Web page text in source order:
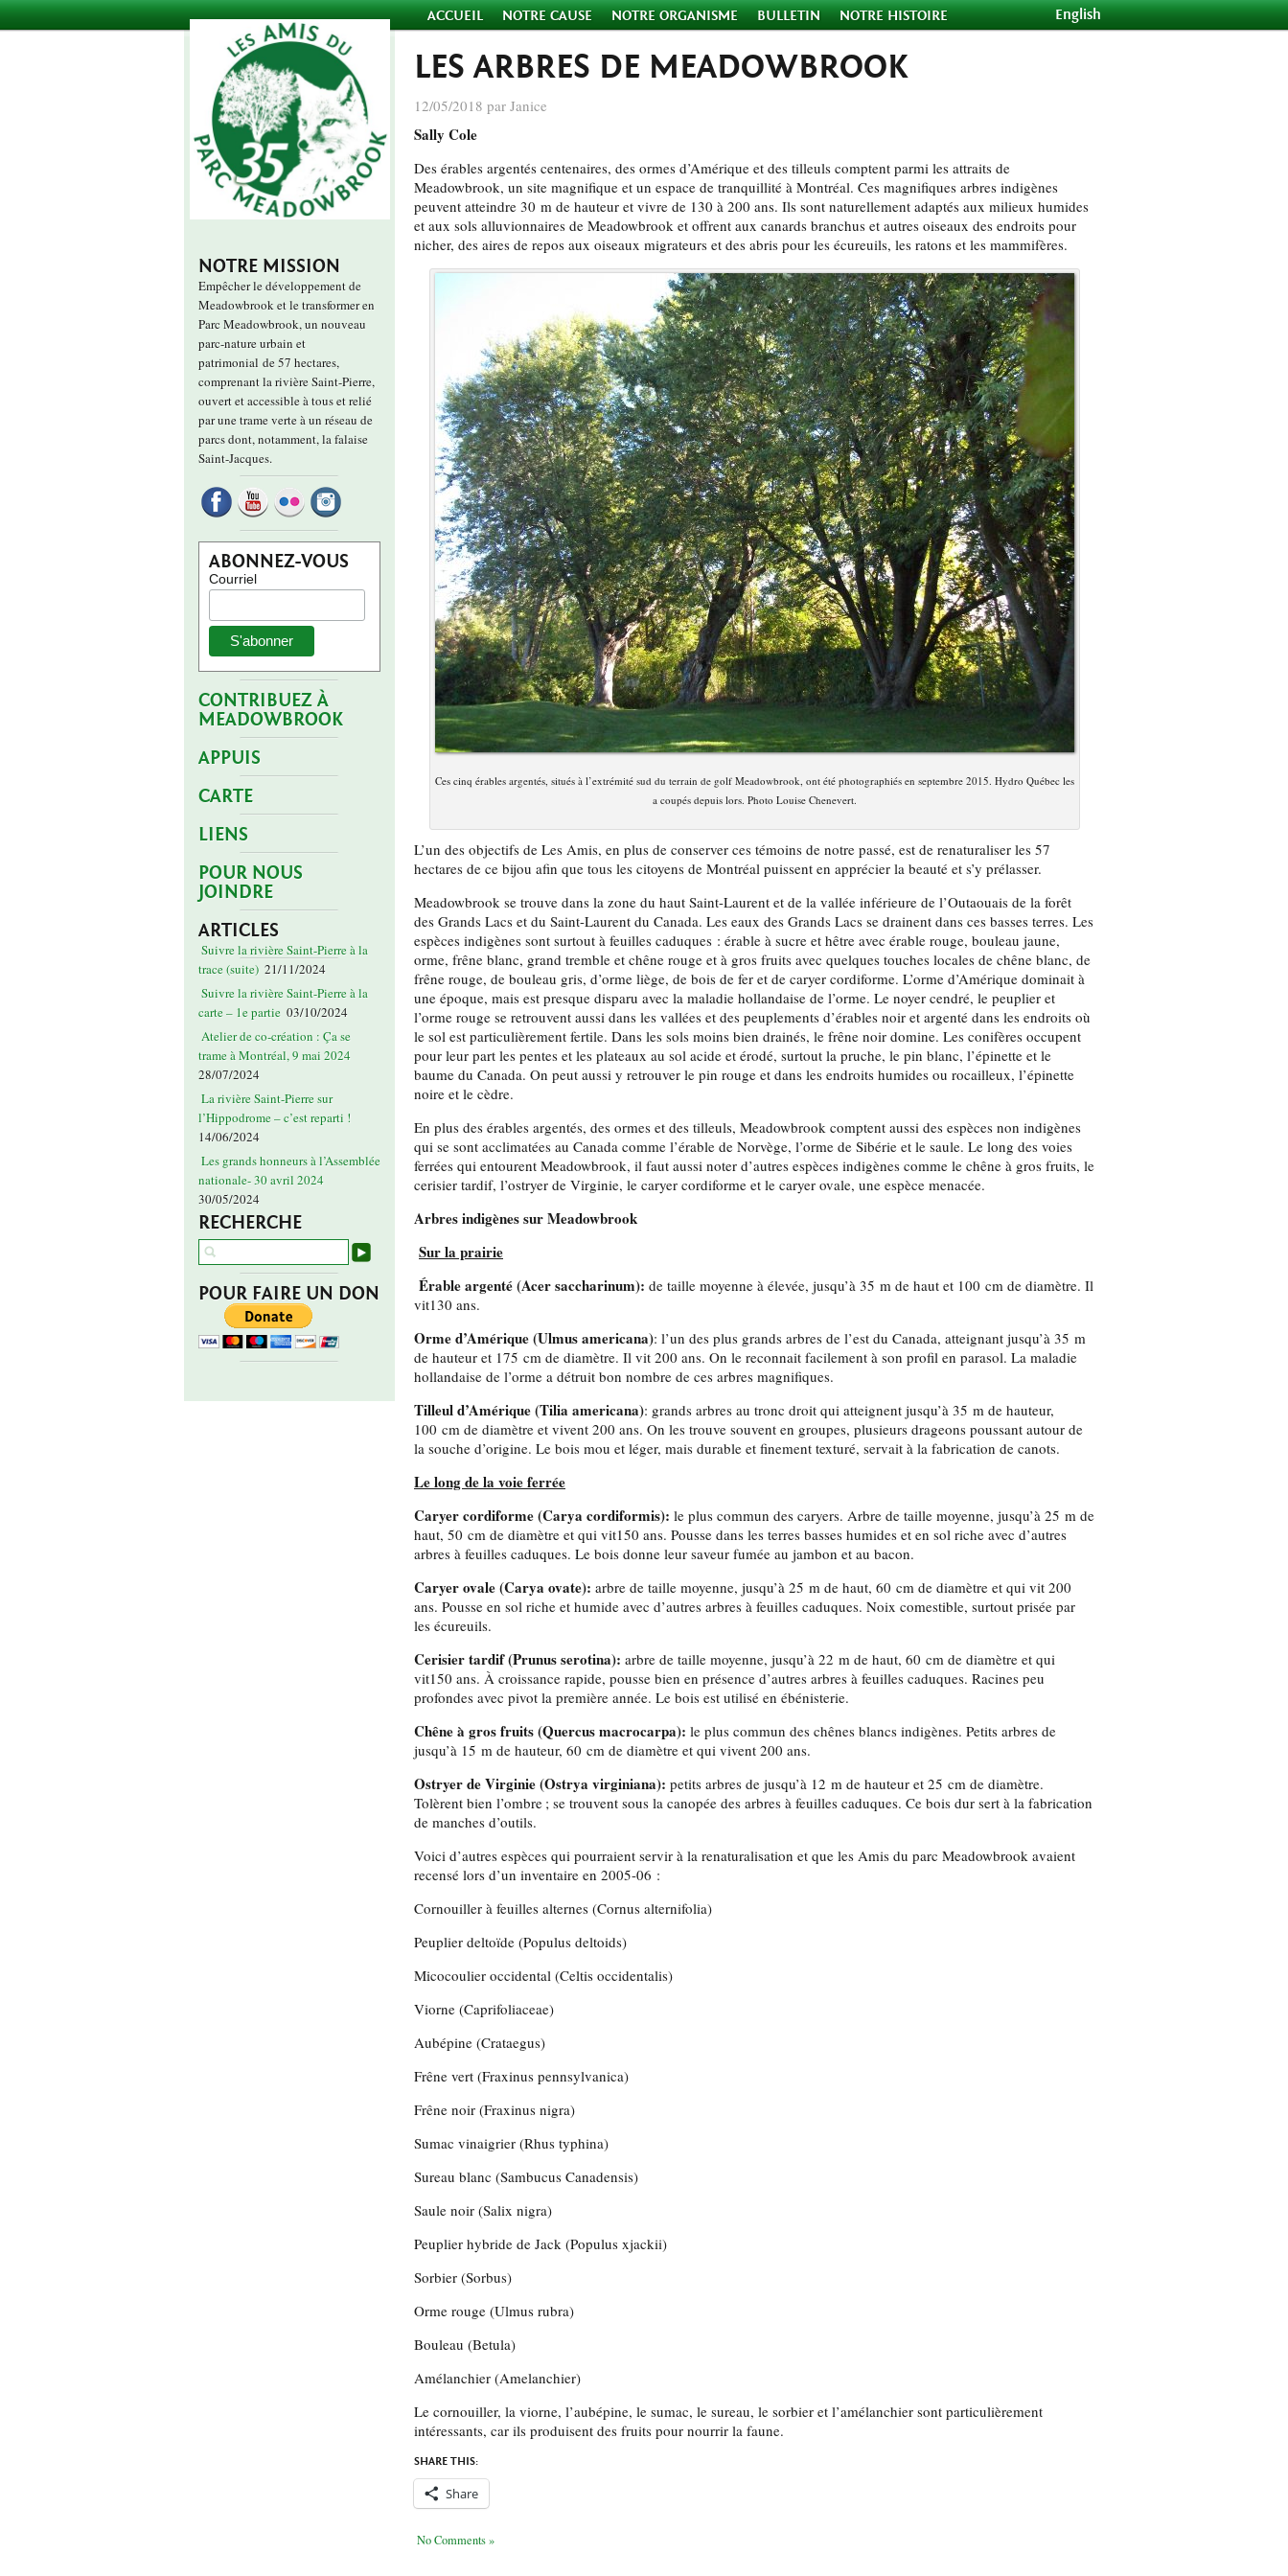
English
ACCUEIL NOTRE CAUSE NOTRE ORGANISME BULLETIN NOTRE HISTOIRE
NOTRE MISSION
Empêcher le développement de
Meadowbrook et le transformer en
Parc Meadowbrook, un nouveau
parc-nature urbain et
patrimonial de 57 hectares,
comprenant la rivière Saint-Pierre,
ouvert et accessible à tous et relié
par une trame verte à un réseau de
parcs dont, notamment, la falaise
Saint-Jacques.
ABONNEZ-VOUS
Courriel
CONTRIBUEZ À
MEADOWBROOK
APPUIS
CARTE
LIENS
POUR NOUS
JOINDRE
ARTICLES
Suivre la rivière Saint-Pierre à la
trace (suite) 21/11/2024
Suivre la rivière Saint-Pierre à la
carte – 1e partie 03/10/2024
Atelier de co-création : Ça se
trame à Montréal, 9 mai 2024
28/07/2024
La rivière Saint-Pierre sur
l’Hippodrome – c’est reparti !
14/06/2024
Les grands honneurs à l’Assemblée
nationale- 30 avril 2024
30/05/2024
RECHERCHE
POUR FAIRE UN DON
LES ARBRES DE MEADOWBROOK
12/05/2018 par Janice
Sally Cole
Des érables argentés centenaires, des ormes d’Amérique et des tilleuls comptent parmi les attraits de
Meadowbrook, un site magnifique et un espace de tranquillité à Montréal. Ces magnifiques arbres indigènes
peuvent atteindre 30 m de hauteur et vivre de 130 à 200 ans. Ils sont naturellement adaptés aux milieux humides
et aux sols alluvionnaires de Meadowbrook et offrent aux canards branchus et autres oiseaux des endroits pour
nicher, des aires de repos aux oiseaux migrateurs et des abris pour les écureuils, les ratons et les mammifères.
Ces cinq érables argentés, situés à l’extrémité sud du terrain de golf Meadowbrook, ont été photographiés en septembre 2015. Hydro Québec les
a coupés depuis lors. Photo Louise Chenevert.
L’un des objectifs de Les Amis, en plus de conserver ces témoins de notre passé, est de renaturaliser les 57
hectares de ce bijou afin que tous les citoyens de Montréal puissent en apprécier la beauté et s’y prélasser.
Meadowbrook se trouve dans la zone du haut Saint-Laurent et de la vallée inférieure de l’Outaouais de la forêt
des Grands Lacs et du Saint-Laurent du Canada. Les eaux des Grands Lacs se drainent dans ces basses terres. Les
espèces indigènes sont surtout à feuilles caduques : érable à sucre et hêtre avec érable rouge, bouleau jaune,
orme, frêne blanc, grand tremble et chêne rouge et à gros fruits avec quelques touches locales de chêne blanc, de
frêne rouge, de bouleau gris, d’orme liège, de bois de fer et de caryer cordiforme. L’orme d’Amérique dominait à
une époque, mais est presque disparu avec la maladie hollandaise de l’orme. Le noyer cendré, le peuplier et
l’orme rouge se retrouvent aussi dans les vallées et des peuplements d’érables noir et argenté dans les endroits où
le sol est particulièrement fertile. Dans les sols moins bien drainés, le frêne noir domine. Les conifères occupent
pour leur part les pentes et les plateaux au sol acide et érodé, surtout la pruche, le pin blanc, l’épinette et le
baume du Canada. On peut aussi y retrouver le pin rouge et dans les endroits humides ou rocailleux, l’épinette
noire et le cèdre.
En plus des érables argentés, des ormes et des tilleuls, Meadowbrook comptent aussi des espèces non indigènes
qui se sont acclimatées au Canada comme l’érable de Norvège, l’orme de Sibérie et le saule. Le long des voies
ferrées qui entourent Meadowbrook, il faut aussi noter d’autres espèces indigènes comme le chêne à gros fruits, le
cerisier tardif, l’ostryer de Virginie, le caryer cordiforme et le caryer ovale, une espèce menacée.
Arbres indigènes sur Meadowbrook
Sur la prairie
Érable argenté (Acer saccharinum): de taille moyenne à élevée, jusqu’à 35 m de haut et 100 cm de diamètre. Il
vit130 ans.
Orme d’Amérique (Ulmus americana): l’un des plus grands arbres de l’est du Canada, atteignant jusqu’à 35 m
de hauteur et 175 cm de diamètre. Il vit 200 ans. On le reconnait facilement à son profil en parasol. La maladie
hollandaise de l’orme a détruit bon nombre de ces arbres magnifiques.
Tilleul d’Amérique (Tilia americana): grands arbres au tronc droit qui atteignent jusqu’à 35 m de hauteur,
100 cm de diamètre et vivent 200 ans. On les trouve souvent en groupes, plusieurs drageons poussant autour de
la souche d’origine. Le bois mou et léger, mais durable et finement texturé, servait à la fabrication de canots.
Le long de la voie ferrée
Caryer cordiforme (Carya cordiformis): le plus commun des caryers. Arbre de taille moyenne, jusqu’à 25 m de
haut, 50 cm de diamètre et qui vit150 ans. Pousse dans les terres basses humides et en sol riche avec d’autres
arbres à feuilles caduques. Le bois donne leur saveur fumée au jambon et au bacon.
Caryer ovale (Carya ovate): arbre de taille moyenne, jusqu’à 25 m de haut, 60 cm de diamètre et qui vit 200
ans. Pousse en sol riche et humide avec d’autres arbres à feuilles caduques. Noix comestible, surtout prisée par
les écureuils.
Cerisier tardif (Prunus serotina): arbre de taille moyenne, jusqu’à 22 m de haut, 60 cm de diamètre et qui
vit150 ans. À croissance rapide, pousse bien en présence d’autres arbres à feuilles caduques. Racines peu
profondes avec pivot la première année. Le bois est utilisé en ébénisterie.
Chêne à gros fruits (Quercus macrocarpa): le plus commun des chênes blancs indigènes. Petits arbres de
jusqu’à 15 m de hauteur, 60 cm de diamètre et qui vivent 200 ans.
Ostryer de Virginie (Ostrya virginiana): petits arbres de jusqu’à 12 m de hauteur et 25 cm de diamètre.
Tolèrent bien l’ombre ; se trouvent sous la canopée des arbres à feuilles caduques. Ce bois dur sert à la fabrication
de manches d’outils.
Voici d’autres espèces qui pourraient servir à la renaturalisation et que les Amis du parc Meadowbrook avaient
recensé lors d’un inventaire en 2005-06 :
Cornouiller à feuilles alternes (Cornus alternifolia)
Peuplier deltoïde (Populus deltoids)
Micocoulier occidental (Celtis occidentalis)
Viorne (Caprifoliaceae)
Aubépine (Crataegus)
Frêne vert (Fraxinus pennsylvanica)
Frêne noir (Fraxinus nigra)
Sumac vinaigrier (Rhus typhina)
Sureau blanc (Sambucus Canadensis)
Saule noir (Salix nigra)
Peuplier hybride de Jack (Populus xjackii)
Sorbier (Sorbus)
Orme rouge (Ulmus rubra)
Bouleau (Betula)
Amélanchier (Amelanchier)
Le cornouiller, la viorne, l’aubépine, le sumac, le sureau, le sorbier et l’amélanchier sont particulièrement
intéressants, car ils produisent des fruits pour nourrir la faune.
SHARE THIS:
Share
No Comments »